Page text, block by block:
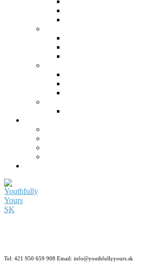
Tel: 421 950 659 908 Email: info@youthfullyyours.sk